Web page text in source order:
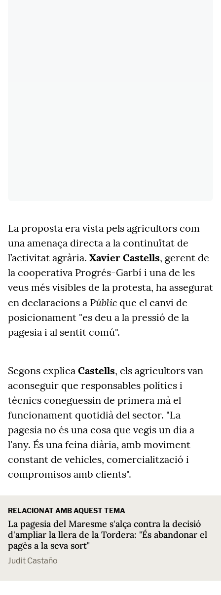
La proposta era vista pels agricultors com
una amenaça directa a la continuïtat de
l’activitat agrària. Xavier Castells, gerent de
la cooperativa Progrés-Garbí i una de les
veus més visibles de la protesta, ha assegurat
en declaracions a Públic que el canvi de
posicionament "es deu a la pressió de la
pagesia i al sentit comú".
Segons explica Castells, els agricultors van
aconseguir que responsables polítics i
tècnics coneguessin de primera mà el
funcionament quotidià del sector. "La
pagesia no és una cosa que vegis un dia a
l'any. És una feina diària, amb moviment
constant de vehicles, comercialització i
compromisos amb clients".
RELACIONAT AMB AQUEST TEMA
La pagesia del Maresme s'alça contra la decisió
d'ampliar la llera de la Tordera: "És abandonar el
pagès a la seva sort"
Judit Castaño